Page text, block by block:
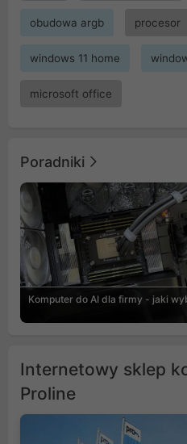
obudowa argb procesor
windows 11 home
microsoft office
Poradniki
Komputer do AI dla firmy - jaki
Internetowy sklep
Proline